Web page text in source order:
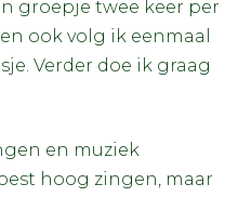
groepje twee keer per
ook volg ik eenmaal
Verder doe ik graag
en muziek
hoog zingen, maar